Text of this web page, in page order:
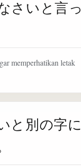
さいと言っ
memperhatikan letak
と別の字に